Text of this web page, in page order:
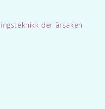
der årsaken